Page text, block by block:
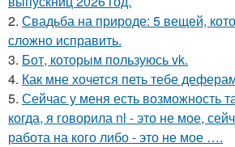
2. Свадьба на природе: 5 вещей,
сложно исправить.
3. Бот, которым пользуюсь vk.
4. Как мне хочется петь тебе
5. Сейчас у меня есть возможность
когда, я говорила nl - это не мое,
работа на кого либо - это не мое ….